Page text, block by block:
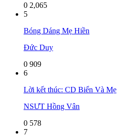
0 2,065
5
Bóng Dáng Mẹ Hiền
Đức Duy
0 909
6
Lời kết thúc: CD Biển Và Mẹ
NSƯT Hồng Vân
0 578
7